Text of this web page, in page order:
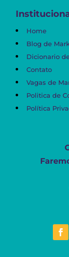
Home
Blog de
Dicionario
Contato
Vagas de
Politica de
Política